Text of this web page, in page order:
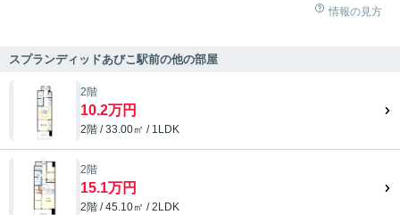
情報の見方
スプランディッドあびこ駅前の他の部屋
2階
10.2万円
2階 / 33.00㎡ / 1LDK
2階
15.1万円
2階 / 45.10㎡ / 2LDK